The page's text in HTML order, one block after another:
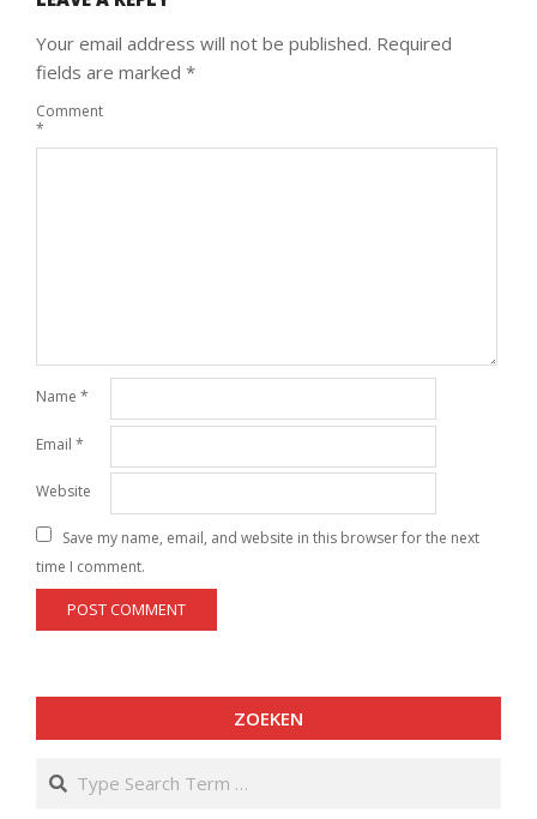
Your email address will not be published. Required
fields are marked *
Comment
*
Name *
Email *
Website
Save my name, email, and website in this browser for the next
time I comment.
ZOEKEN
Search